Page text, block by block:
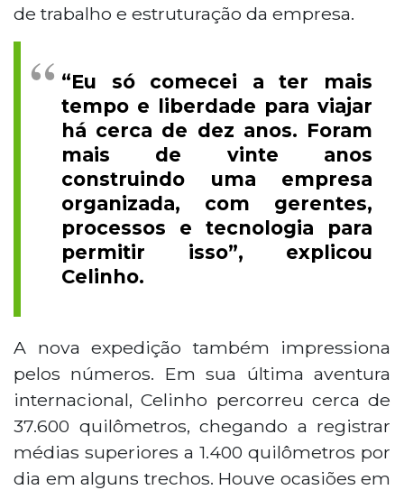
de trabalho e estruturação da empresa.
“Eu só comecei a ter mais
tempo e liberdade para viajar
há cerca de dez anos. Foram
mais de vinte anos
construindo uma empresa
organizada, com gerentes,
processos e tecnologia para
permitir isso”, explicou
Celinho.
A nova expedição também impressiona
pelos números. Em sua última aventura
internacional, Celinho percorreu cerca de
37.600 quilômetros, chegando a registrar
médias superiores a 1.400 quilômetros por
dia em alguns trechos. Houve ocasiões em